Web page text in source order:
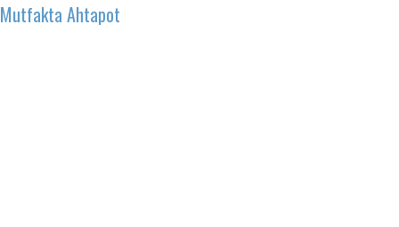
Mutfakta Ahtapot